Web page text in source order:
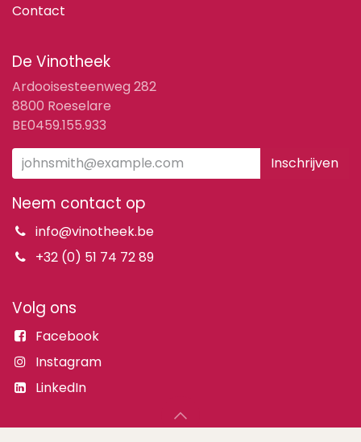
Contact
De Vinotheek
Ardooisesteenweg 282
8800 Roeselare
BE0459.155.933
Inschrijven
Neem contact op
info@vinotheek.be
+32 (0) 51 74 72 89
Volg ons
Facebook
Instagram
LinkedIn